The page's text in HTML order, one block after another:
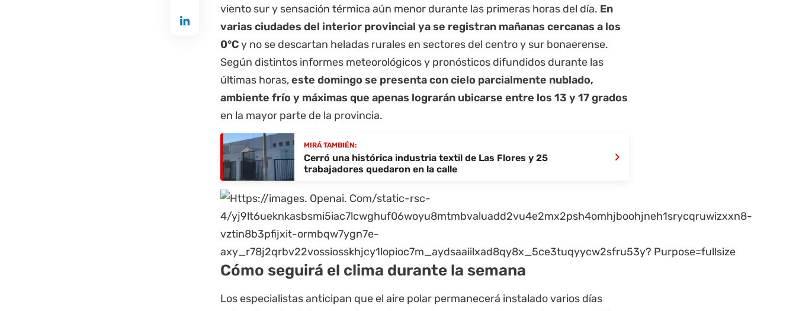
viento sur y sensación térmica aún menor durante las primeras horas del día. En
varias ciudades del interior provincial ya se registran mañanas cercanas a los
0°Cy no se descartan heladas rurales en sectores del centro y sur bonaerense.
Según distintos informes meteorológicos y pronósticos difundidos durante las
últimas horas,este domingo se presenta con cielo parcialmente nublado,
ambiente frío y máximas que apenas lograrán ubicarse entre los 13 y 17 grados
en la mayor parte de la provincia.
MIRÁ TAMBIÉN:
Cerró una histórica industria textil de Las Flores y 25
trabajadores quedaron en la calle
›
Cómo seguirá el clima durante la semana
Los especialistas anticipan que el aire polar permanecerá instalado varios días